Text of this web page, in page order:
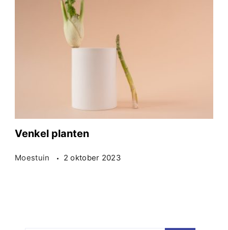
Venkel planten
Moestuin 2 oktober 2023